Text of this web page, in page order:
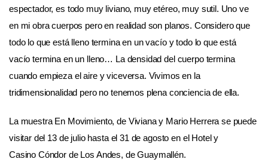
espectador, es todo muy liviano, muy etéreo, muy sutil. Uno ve
en mi obra cuerpos pero en realidad son planos. Considero que
todo lo que está lleno termina en un vacío y todo lo que está
vacío termina en un lleno… La densidad del cuerpo termina
cuando empieza el aire y viceversa. Vivimos en la
tridimensionalidad pero no tenemos plena conciencia de ella.
La muestra En Movimiento, de Viviana y Mario Herrera se puede
visitar del 13 de julio hasta el 31 de agosto en el Hotel y
Casino Cóndor de Los Andes, de Guaymallén.